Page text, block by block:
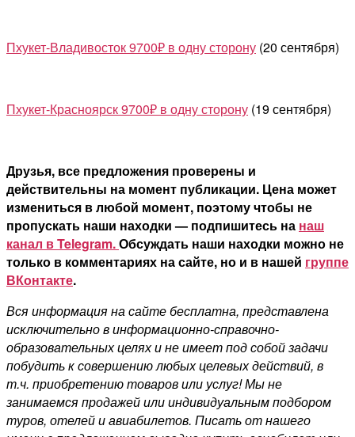
Пхукет-Владивосток 9700₽ в одну сторону (20 сентября)
Пхукет-Красноярск 9700₽ в одну сторону (19 сентября)
Друзья, все предложения проверены и
действительны на момент публикации. Цена может
измениться в любой момент, поэтому чтобы не
пропускать наши находки — подпишитесь на наш
канал в Telegram.Обсуждать наши находки можно не
только в комментариях на сайте, но и в нашей группе
ВКонтакте.
Вся информация на сайте бесплатна, представлена
исключительно в информационно-справочно-
образовательных целях и не имеет под собой задачи
побудить к совершению любых целевых действий, в
т.ч. приобретению товаров или услуг! Мы не
занимаемся продажей или индивидуальным подбором
туров, отелей и авиабилетов. Писать от нашего